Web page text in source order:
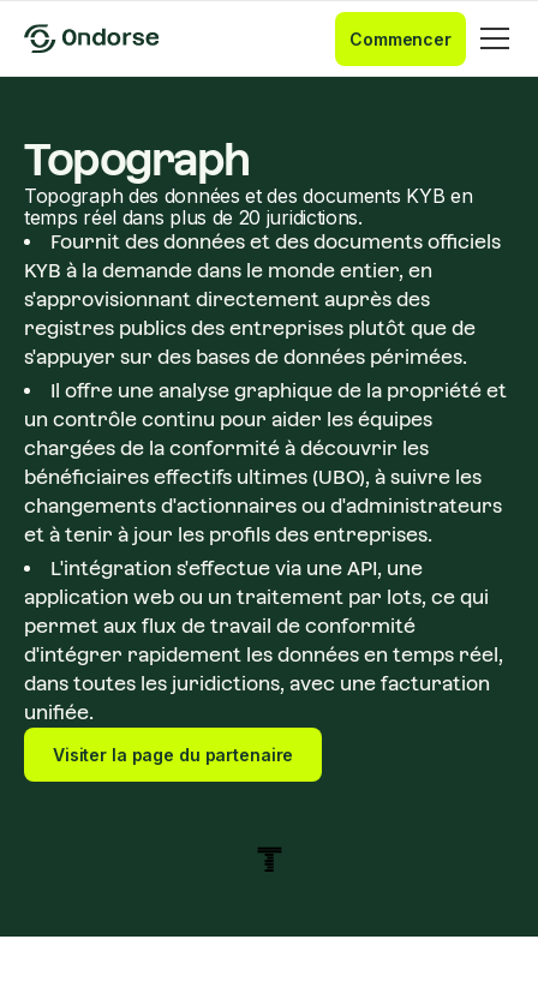
Commencer
Topograph
Topograph des données et des documents KYB en
temps réel dans plus de 20 juridictions.
Fournit des données et des documents officiels
KYB à la demande dans le monde entier, en
s'approvisionnant directement auprès des
registres publics des entreprises plutôt que de
s'appuyer sur des bases de données périmées.
Il offre une analyse graphique de la propriété et
un contrôle continu pour aider les équipes
chargées de la conformité à découvrir les
bénéficiaires effectifs ultimes (UBO), à suivre les
changements d'actionnaires ou d'administrateurs
et à tenir à jour les profils des entreprises.
L'intégration s'effectue via une API, une
application web ou un traitement par lots, ce qui
permet aux flux de travail de conformité
d'intégrer rapidement les données en temps réel,
dans toutes les juridictions, avec une facturation
unifiée.
Visiter la page du partenaire